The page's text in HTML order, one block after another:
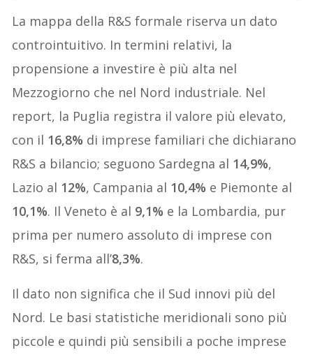
La mappa della R&S formale riserva un dato
controintuitivo. In termini relativi, la
propensione a investire è più alta nel
Mezzogiorno che nel Nord industriale. Nel
report, la Puglia registra il valore più elevato,
con il 16,8% di imprese familiari che dichiarano
R&S a bilancio; seguono Sardegna al 14,9%,
Lazio al 12%, Campania al 10,4% e Piemonte al
10,1%. Il Veneto è al 9,1% e la Lombardia, pur
prima per numero assoluto di imprese con
R&S, si ferma all’8,3%.
Il dato non significa che il Sud innovi più del
Nord. Le basi statistiche meridionali sono più
piccole e quindi più sensibili a poche imprese